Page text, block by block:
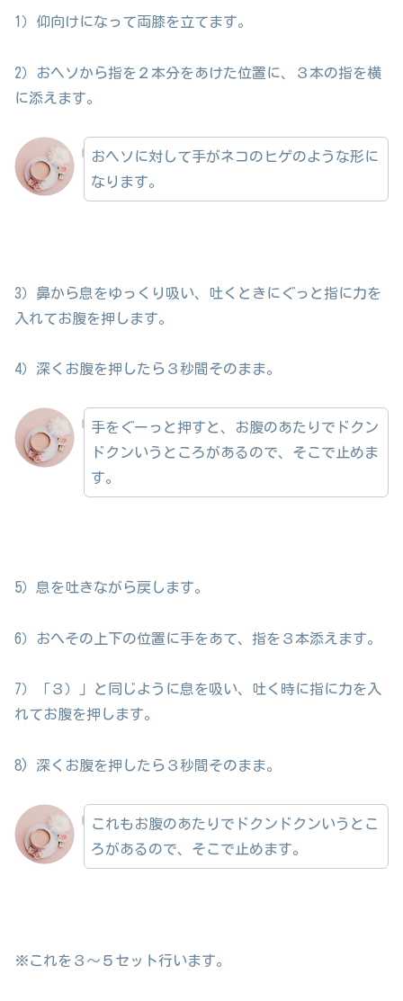
1）仰向けになって両膝を立てます。
2）おヘソから指を２本分をあけた位置に、３本の指を横
に添えます。
おヘソに対して手がネコのヒゲのような形に
なります。
3）鼻から息をゆっくり吸い、吐くときにぐっと指に力を
入れてお腹を押します。
4）深くお腹を押したら３秒間そのまま。
手をぐーっと押すと、お腹のあたりでドクン
ドクンいうところがあるので、そこで止めま
す。
5）息を吐きながら戻します。
6）おへその上下の位置に手をあて、指を３本添えます。
7）「３）」と同じように息を吸い、吐く時に指に力を入
れてお腹を押します。
8) 深くお腹を押したら３秒間そのまま。
これもお腹のあたりでドクンドクンいうとこ
ろがあるので、そこで止めます。
※これを３〜５セット行います。